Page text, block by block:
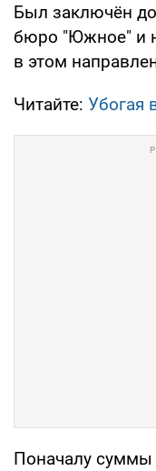
Был заключён
бюро "Южное" и
в этом
Читайте: Убогая
Поначалу суммы